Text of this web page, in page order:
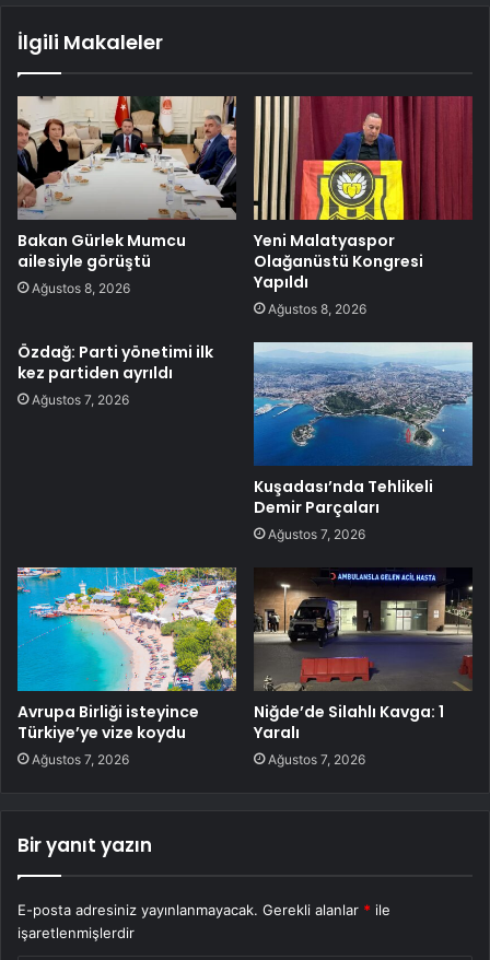
İlgili Makaleler
Bakan Gürlek Mumcu
ailesiyle görüştü
Ağustos 8, 2026
Yeni Malatyaspor
Olağanüstü Kongresi
Yapıldı
Ağustos 8, 2026
Özdağ: Parti yönetimi ilk
kez partiden ayrıldı
Ağustos 7, 2026
Kuşadası’nda Tehlikeli
Demir Parçaları
Ağustos 7, 2026
Avrupa Birliği isteyince
Türkiye’ye vize koydu
Ağustos 7, 2026
Niğde’de Silahlı Kavga: 1
Yaralı
Ağustos 7, 2026
Bir yanıt yazın
E-posta adresiniz yayınlanmayacak. Gerekli alanlar * ile
işaretlenmişlerdir